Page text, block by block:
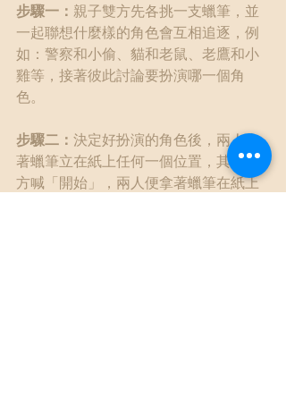
步驟一： 親子雙方先各挑一支蠟筆，並
一起聯想什麼樣的角色會互相追逐，例
如：警察和小偷、貓和老鼠、老鷹和小
雞等，接著彼此討論要扮演哪一個角
色。
步驟二： 決定好扮演的角色後，兩人拿
著蠟筆立在紙上任何一個位置，其中一
方喊「開始」，兩人便拿著蠟筆在紙上